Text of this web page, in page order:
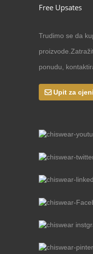
Free Upsates
Trudimo se da
ponudu,
Upit za